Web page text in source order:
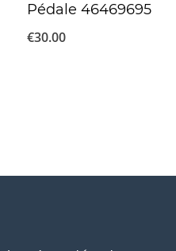
Pédale 46469695
€30.00